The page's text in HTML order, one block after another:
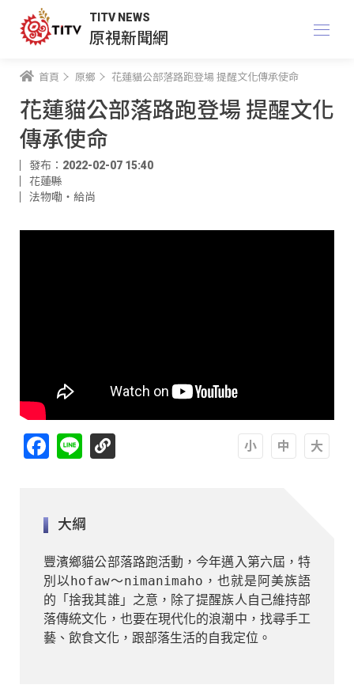
TITV NEWS
原視新聞網
首頁 原鄉 花蓮貓公部落路跑登場 提醒文化傳承使命
花蓮貓公部落路跑登場 提醒文化
傳承使命
發布：2022-02-07 15:40
花蓮縣
法物嘞‧給尚
Facebook
Line
大綱
豐濱鄉貓公部落路跑活動，今年邁入第六屆，特
別以hofaw～nimanimaho，也就是阿美族語
的「捨我其誰」之意，除了提醒族人自己維持部
落傳統文化，也要在現代化的浪潮中，找尋手工
藝、飲食文化，跟部落生活的自我定位。